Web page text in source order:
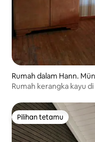
Rumah dalam Hann.
Rumah kerangka kayu
Pilihan tetamu
Pilihan tetamu